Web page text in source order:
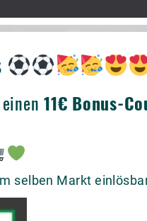
einen11€ Bonus-
selben Markt